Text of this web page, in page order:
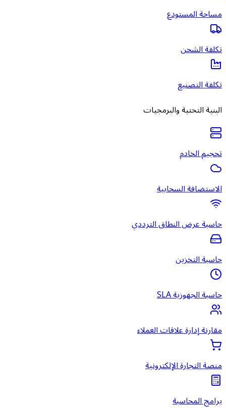
مساحة المستودع
تكلفة الشحن
تكلفة التصنيع
البنية التحتية والبرمجيات
تحجيم الخادم
الاستضافة السحابية
حاسبة عرض النطاق الترددي
حاسبة التخزين
حاسبة الجهوزية SLA
مقارنة إدارة علاقات العملاء
منصة التجارة الإلكترونية
برامج المحاسبة